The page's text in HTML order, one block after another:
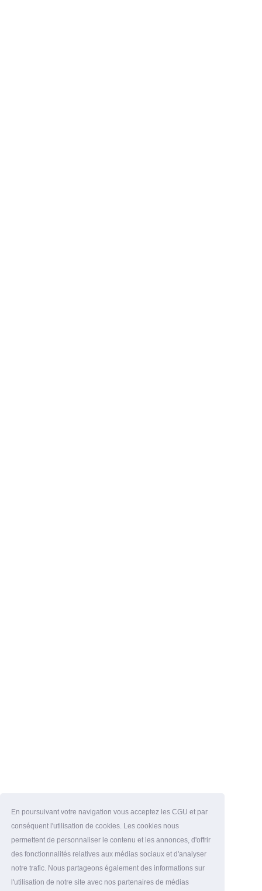
En poursuivant votre navigation vous acceptez les CGU et par
conséquent l'utilisation de cookies. Les cookies nous
permettent de personnaliser le contenu et les annonces, d'offrir
des fonctionnalités relatives aux médias sociaux et d'analyser
notre trafic. Nous partageons également des informations sur
l'utilisation de notre site avec nos partenaires de médias